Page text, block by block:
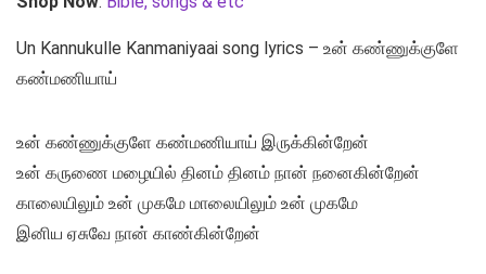
Un Kannukulle Kanmaniyaai song lyrics – உன் கண்ணுக்குளே
கண்மணியாய்
உன் கண்ணுக்குளே கண்மணியாய் இருக்கின்றேன்
உன் கருணை மழையில் தினம் தினம் நான் நனைகின்றேன்
காலையிலும் உன் முகமே மாலையிலும் உன் முகமே
இனிய ஏசுவே நான் காண்கின்றேன்